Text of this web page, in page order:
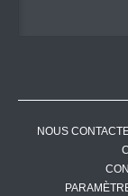
NOUS